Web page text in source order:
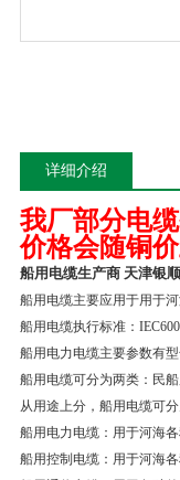
详细介绍
我厂部分电
价格会随铜
船用电缆生产商 天津银顺
船用电缆主要应用于用于
船用电缆执行标准：
船用电力电缆主要参数有
船用电缆可分为两类：民
从用途上分，船用电缆可
船用电力电缆：用于河海
船用控制电缆：用于河海